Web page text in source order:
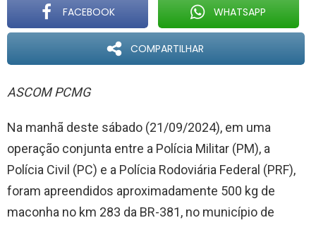
FACEBOOK WHATSAPP
COMPARTILHAR
ASCOM PCMG
Na manhã deste sábado (21/09/2024), em uma
operação conjunta entre a Polícia Militar (PM), a
Polícia Civil (PC) e a Polícia Rodoviária Federal (PRF),
foram apreendidos aproximadamente 500 kg de
maconha no km 283 da BR-381, no município de